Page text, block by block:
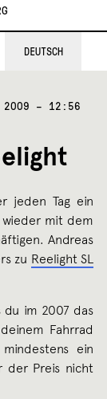
DEUTSCH
– 12:56
jeden Tag ein
wieder mit dem
Andreas
zu Reelight SL
du im 2007 das
Fahrrad
ein
der Preis nicht